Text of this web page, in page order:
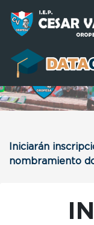
Iniciarán
nombramiento